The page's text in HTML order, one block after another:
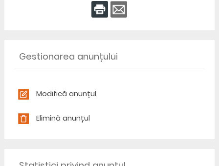
Gestionarea anunțului
Modifică anunțul
Elimină anunțul